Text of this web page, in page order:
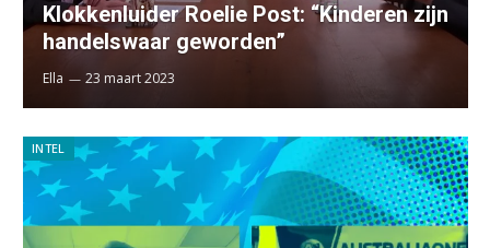
Klokkenluider Roelie Post: “Kinderen zijn
handelswaar geworden”
Ella 23 maart 2023
INTEL